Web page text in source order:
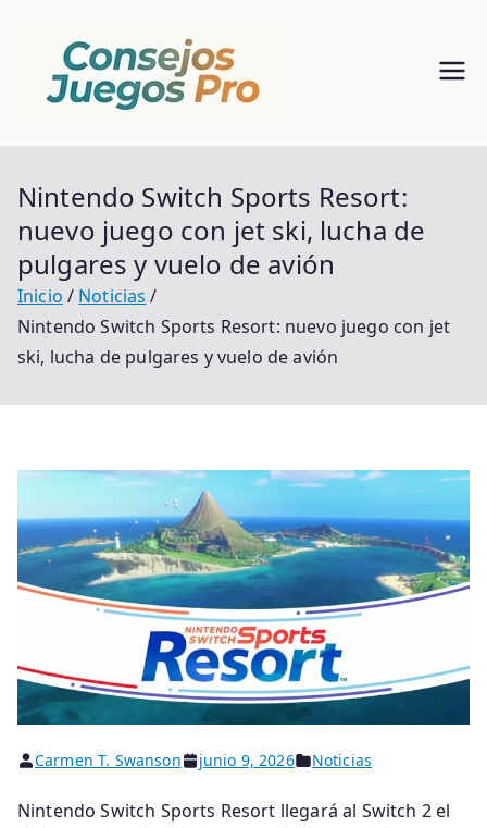
contenido
Consejo
Pro
Alma De Mundo Del
Nintendo Switch Sports Resort:
nuevo juego con jet ski, lucha de
pulgares y vuelo de avión
Inicio
Noticias
Nintendo Switch Sports Resort: nuevo juego con jet
ski, lucha de pulgares y vuelo de avión
Carmen T. Swanson junio 9, 2026 Noticias
Nintendo Switch Sports Resort llegará al Switch 2 el